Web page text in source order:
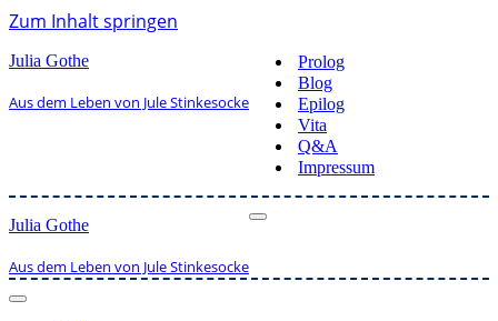
Zum Inhalt springen
Julia Gothe
Aus dem Leben von Jule Stinkesocke
Prolog
Blog
Epilog
Vita
Q&A
Impressum
Julia Gothe
Aus dem Leben von Jule Stinkesocke
Navigationsmenü
Navigationsmenü